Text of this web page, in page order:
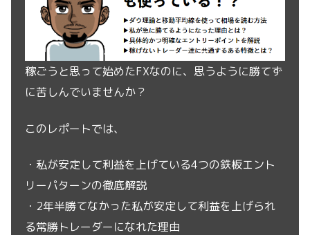
稼ごうと思って始めたFXなのに、思うように勝てず
に苦しんでいませんか？
このレポートでは、
・私が安定して利益を上げている4つの鉄板エント
リーパターンの徹底解説
・2年半勝てなかった私が安定して利益を上げられ
る常勝トレーダーになれた理由